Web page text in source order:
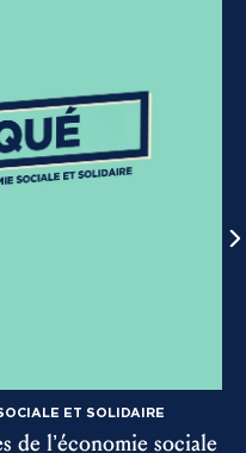
ET SOLIDAIRE
de l’économie sociale